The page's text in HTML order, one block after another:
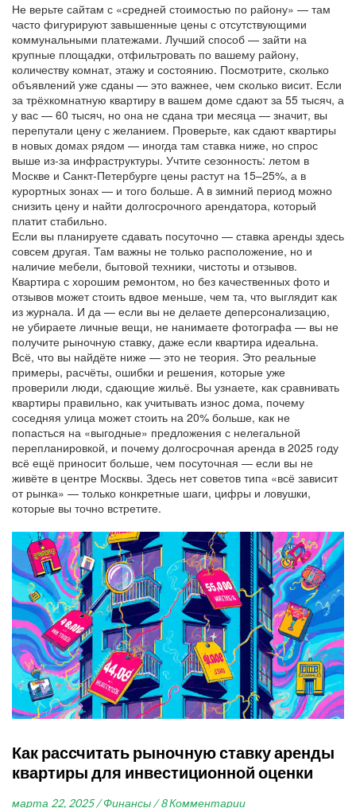
Не верьте сайтам с «средней стоимостью по району» — там
часто фигурируют завышенные цены с отсутствующими
коммунальными платежами. Лучший способ — зайти на
крупные площадки, отфильтровать по вашему району,
количеству комнат, этажу и состоянию. Посмотрите, сколько
объявлений уже сданы — это важнее, чем сколько висит. Если
за трёхкомнатную квартиру в вашем доме сдают за 55 тысяч, а
у вас — 60 тысяч, но она не сдана три месяца — значит, вы
перепутали цену с желанием. Проверьте, как сдают квартиры
в новых домах рядом — иногда там ставка ниже, но спрос
выше из-за инфраструктуры. Учтите сезонность: летом в
Москве и Санкт-Петербурге цены растут на 15–25%, а в
курортных зонах — и того больше. А в зимний период можно
снизить цену и найти долгосрочного арендатора, который
платит стабильно.
Если вы планируете сдавать посуточно — ставка аренды здесь
совсем другая. Там важны не только расположение, но и
наличие мебели, бытовой техники, чистоты и отзывов.
Квартира с хорошим ремонтом, но без качественных фото и
отзывов может стоить вдвое меньше, чем та, что выглядит как
из журнала. И да — если вы не делаете деперсонализацию,
не убираете личные вещи, не нанимаете фотографа — вы не
получите рыночную ставку, даже если квартира идеальна.
Всё, что вы найдёте ниже — это не теория. Это реальные
примеры, расчёты, ошибки и решения, которые уже
проверили люди, сдающие жильё. Вы узнаете, как сравнивать
квартиры правильно, как учитывать износ дома, почему
соседняя улица может стоить на 20% больше, как не
попасться на «выгодные» предложения с нелегальной
перепланировкой, и почему долгосрочная аренда в 2025 году
всё ещё приносит больше, чем посуточная — если вы не
живёте в центре Москвы. Здесь нет советов типа «всё зависит
от рынка» — только конкретные шаги, цифры и ловушки,
которые вы точно встретите.
Как рассчитать рыночную ставку аренды
квартиры для инвестиционной оценки
марта 22, 2025 / Финансы / 8 Комментарии